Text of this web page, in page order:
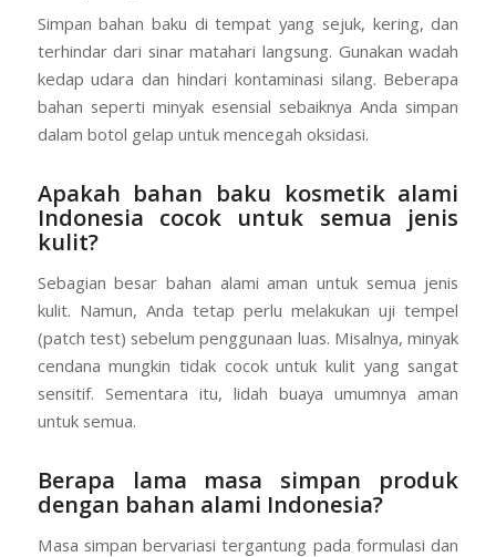
Simpan bahan baku di tempat yang sejuk, kering, dan
terhindar dari sinar matahari langsung. Gunakan wadah
kedap udara dan hindari kontaminasi silang. Beberapa
bahan seperti minyak esensial sebaiknya Anda simpan
dalam botol gelap untuk mencegah oksidasi.
Apakah bahan baku kosmetik alami
Indonesia cocok untuk semua jenis
kulit?
Sebagian besar bahan alami aman untuk semua jenis
kulit. Namun, Anda tetap perlu melakukan uji tempel
(patch test) sebelum penggunaan luas. Misalnya, minyak
cendana mungkin tidak cocok untuk kulit yang sangat
sensitif. Sementara itu, lidah buaya umumnya aman
untuk semua.
Berapa lama masa simpan produk
dengan bahan alami Indonesia?
Masa simpan bervariasi tergantung pada formulasi dan